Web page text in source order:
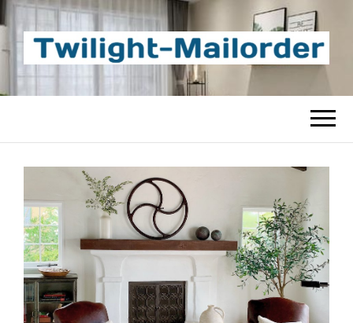
TWILIGHT-
MAILORDER
Beste Content-Sharing-Site